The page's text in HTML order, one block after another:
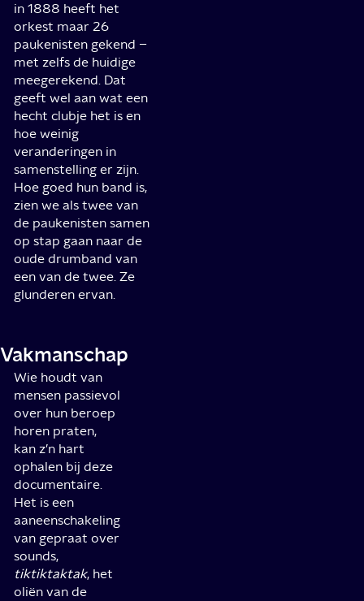
in 1888 heeft het
orkest maar 26
paukenisten gekend –
met zelfs de huidige
meegerekend. Dat
geeft wel aan wat een
hecht clubje het is en
hoe weinig
veranderingen in
samenstelling er zijn.
Hoe goed hun band is,
zien we als twee van
de paukenisten samen
op stap gaan naar de
oude drumband van
een van de twee. Ze
glunderen ervan.
Vakmanschap
Wie houdt van
mensen passievol
over hun beroep
horen praten,
kan z’n hart
ophalen bij deze
documentaire.
Het is een
aaneenschakeling
van gepraat over
sounds,
tiktiktaktak, het
oliën van de